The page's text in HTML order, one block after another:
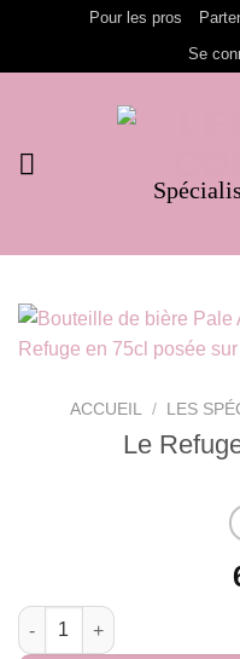
contenu
Pour les pros
Se
ACCUEIL / LES
Le
quantité de Le Refuge |